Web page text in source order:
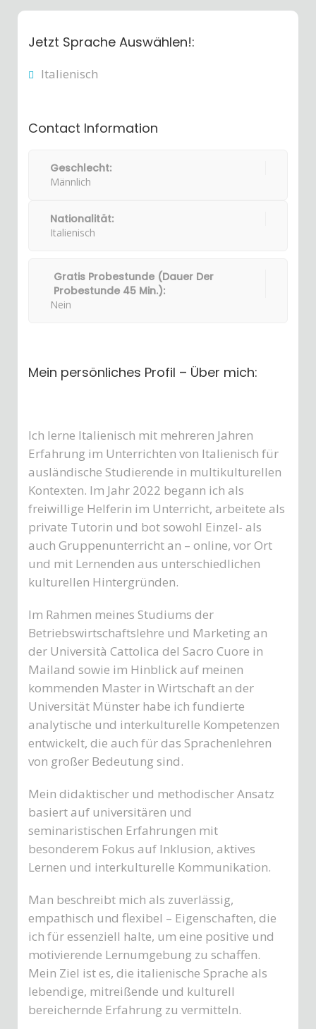
Jetzt Sprache Auswählen!:
Italienisch
Contact Information
Geschlecht:
Männlich
Nationalität:
Italienisch
Gratis Probestunde (Dauer Der
Probestunde 45 Min.):
Nein
Mein persönliches Profil – Über mich:
Ich lerne Italienisch mit mehreren Jahren
Erfahrung im Unterrichten von Italienisch für
ausländische Studierende in multikulturellen
Kontexten. Im Jahr 2022 begann ich als
freiwillige Helferin im Unterricht, arbeitete als
private Tutorin und bot sowohl Einzel- als
auch Gruppenunterricht an – online, vor Ort
und mit Lernenden aus unterschiedlichen
kulturellen Hintergründen.
Im Rahmen meines Studiums der
Betriebswirtschaftslehre und Marketing an
der Università Cattolica del Sacro Cuore in
Mailand sowie im Hinblick auf meinen
kommenden Master in Wirtschaft an der
Universität Münster habe ich fundierte
analytische und interkulturelle Kompetenzen
entwickelt, die auch für das Sprachenlehren
von großer Bedeutung sind.
Mein didaktischer und methodischer Ansatz
basiert auf universitären und
seminaristischen Erfahrungen mit
besonderem Fokus auf Inklusion, aktives
Lernen und interkulturelle Kommunikation.
Man beschreibt mich als zuverlässig,
empathisch und flexibel – Eigenschaften, die
ich für essenziell halte, um eine positive und
motivierende Lernumgebung zu schaffen.
Mein Ziel ist es, die italienische Sprache als
lebendige, mitreißende und kulturell
bereichernde Erfahrung zu vermitteln.